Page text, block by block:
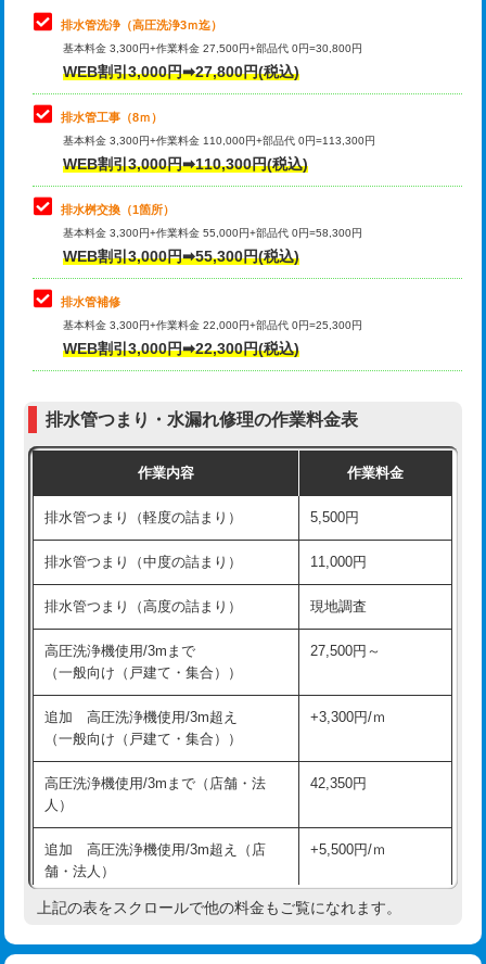
排水管工事（追加 排水管工事/3ｍ超
え）
マス交換（土の掘削・埋め戻し作業）
マス交換（深さ50㎝未満）
マス交換（深さ50㎝以上）
コンクリート斫り（厚さ10㎝まで）
コンクリート斫り（厚さ10㎝超え）
モルタル補修（厚さ10㎝まで）
モルタル補修（厚さ10㎝超え）
追加人工 16,500円
現場見積
※給水管工事は20mmまでの価格です。
理・調整・分解・加工など（中作業）
止水・漏水調査・防水処理・清掃・修
理・調整・分解・加工など（重作業）
33,000円
その他部品の脱着
交換・取付（タンク）
交換・取付(単水栓（壁付・デッキ
式）)
交換・取付(混合水栓（壁付・デッキ
式・ワンホール）)
16,500円+材料費
交換・取付(排水栓・排水トラップ
交換・取付（その他部品） 11,000円+材料費
持込商品取付（単水栓） 13,200円
持込商品取付（混合水栓） 16,500円
持込商品取付（浄水器・分岐水栓） 16,500円
給水管工事※（ホール加工) 16,500円
給水管工事※（バンド止め) 3,300円
給水管工事※（支持金具設置)
給水管工事※（保温材使用（バンド止
め込み）)
5,500円
給水管工事※（土の掘削・埋め戻し作
業)
11,000円
給水管工事※（塩ビ管（VP・HI）使
用/3ｍまで)
33,000円
給水管工事※（塩ビ管（VP・HI）使
+8,800円
排水管洗浄（高圧洗浄3ｍ迄）
基本料金 3,300円+作業料金 27,500円+部品代 0円=30,800円
WEB割引3,000円➡27,800円(税込)
排水管工事（8ｍ）
基本料金 3,300円+作業料金 110,000円+部品代 0円=113,300円
WEB割引3,000円➡110,300円(税込)
排水桝交換（1箇所）
基本料金 3,300円+作業料金 55,000円+部品代 0円=58,300円
WEB割引3,000円➡55,300円(税込)
排水管補修
基本料金 3,300円+作業料金 22,000円+部品代 0円=25,300円
WEB割引3,000円➡22,300円(税込)
排水管つまり・水漏れ修理の作業料金表
作業内容 作業料金
排水管つまり（軽度の詰まり） 5,500円
排水管つまり（中度の詰まり） 11,000円
排水管つまり（高度の詰まり） 現地調査
高圧洗浄機使用/3mまで
（一般向け（戸建て・集合））
27,500円～
追加 高圧洗浄機使用/3m超え
（一般向け（戸建て・集合））
+3,300円/ｍ
高圧洗浄機使用/3mまで（店舗・法
人）
42,350円
追加 高圧洗浄機使用/3m超え（店
舗・法人）
+5,500円/ｍ
高度高圧洗浄換 現地調査
上記の表をスクロールで他の料金もご覧になれます。